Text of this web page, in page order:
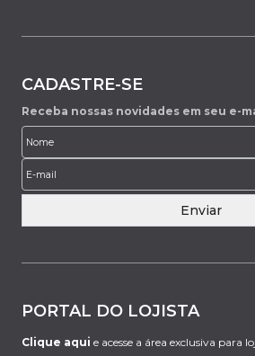
CADASTRE-SE
Receba nossas novidades em seu e-
Enviar
PORTAL DO LOJISTA
Clique aqui e acesse a área exclusiva para